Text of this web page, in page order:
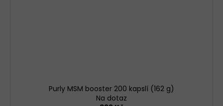
Purly MSM booster 200 kapslí (162 g)
Na dotaz